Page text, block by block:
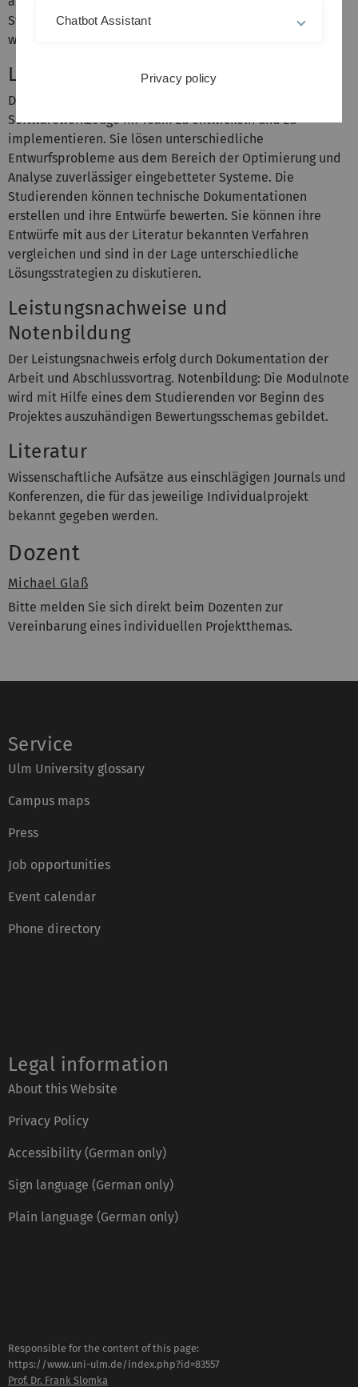
Systeme entstehen, auf deren Basis neue Verfahren
wissenschaftlich evaluiert werden können.
Lernziele
Die Studierenden sind in der Lage, Algorithmen und
Softwarewerkzeuge im Team zu entwickeln und zu
implementieren. Sie lösen unterschiedliche
Entwurfsprobleme aus dem Bereich der Optimierung und
Analyse zuverlässiger eingebetteter Systeme. Die
Studierenden können technische Dokumentationen
erstellen und ihre Entwürfe bewerten. Sie können ihre
Entwürfe mit aus der Literatur bekannten Verfahren
vergleichen und sind in der Lage unterschiedliche
Lösungsstrategien zu diskutieren.
Leistungsnachweise und
Notenbildung
Der Leistungsnachweis erfolg durch Dokumentation der
Arbeit und Abschlussvortrag. Notenbildung: Die Modulnote
wird mit Hilfe eines dem Studierenden vor Beginn des
Projektes auszuhändigen Bewertungsschemas gebildet.
Literatur
Wissenschaftliche Aufsätze aus einschlägigen Journals und
Konferenzen, die für das jeweilige Individualprojekt
bekannt gegeben werden.
Dozent
Michael Glaß
Bitte melden Sie sich direkt beim Dozenten zur
Vereinbarung eines individuellen Projektthemas.
Service
Ulm University glossary
Campus maps
Press
Job opportunities
Event calendar
Phone directory
Legal information
About this Website
Privacy Policy
Accessibility (German only)
Sign language (German only)
Plain language (German only)
Responsible for the content of this page:
https://www.uni-ulm.de/index.php?id=83557
Prof. Dr. Frank Slomka
Chatbot Assistant
Privacy policy